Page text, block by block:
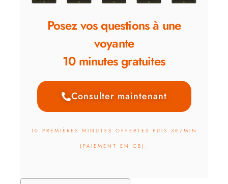
Posez vos questions à une
voyante
10 minutes gratuites
Consulter maintenant
10 PREMIÈRES MINUTES OFFERTES PUIS 3€/MIN
(PAIEMENT EN CB).